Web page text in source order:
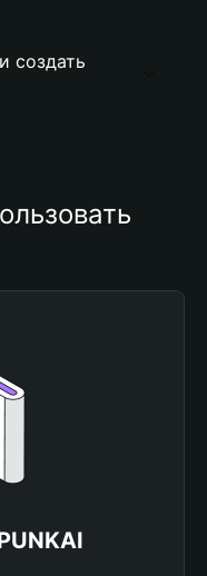
создать